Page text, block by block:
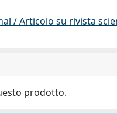
/ Articolo su rivista
prodotto.